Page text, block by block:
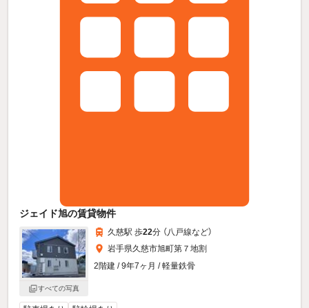
ジェイド旭の賃貸物件
すべての写真
久慈駅 歩22分 （八戸線など）
岩手県久慈市旭町第７地割
2階建 / 9年7ヶ月 / 軽量鉄骨